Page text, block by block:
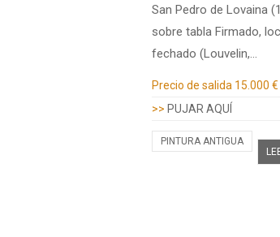
San Pedro de Lovaina
sobre tabla Firmado,
fechado (Louvelin,…
Precio de salida 15.000 €
>> PUJAR AQUÍ
PINTURA ANTIGUA